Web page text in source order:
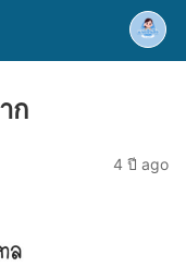
ก
4 ปี ago